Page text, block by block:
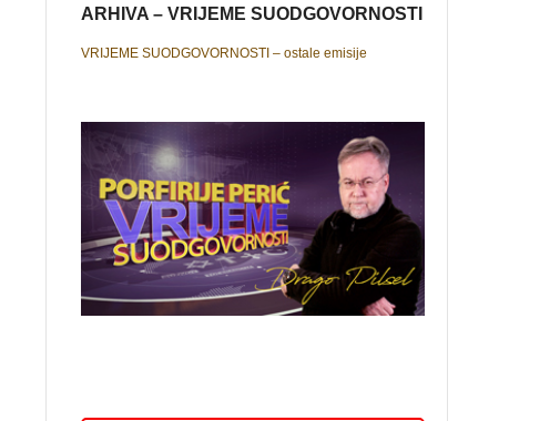
ARHIVA – VRIJEME SUODGOVORNOSTI
VRIJEME SUODGOVORNOSTI – ostale emisije